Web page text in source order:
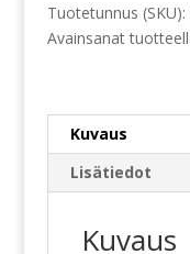
Tuotetunnus (SKU):
Avainsanat
Kuvaus
Lisätiedot
Kuvaus